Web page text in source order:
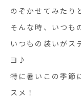
のぞかせてみたり
そんな時、いつも
いつもの装いがス
ヨ♪
特に暑いこの季節
スメ！